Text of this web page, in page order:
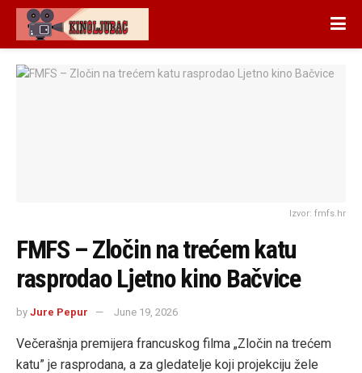
Izvor: fmfs.hr
FMFS – Zločin na trećem katu
rasprodao Ljetno kino Bačvice
by Jure Pepur June 19, 2026
Večerašnja premijera francuskog filma „Zločin na trećem
katu” je rasprodana, a za gledatelje koji projekciju žele